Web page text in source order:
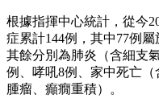
根據指揮中心統計，從今
症累計144例，其中77例屬
其餘分別為肺炎（含細支
例、哮吼8例、家中死亡
腫瘤、癲癇重積）。